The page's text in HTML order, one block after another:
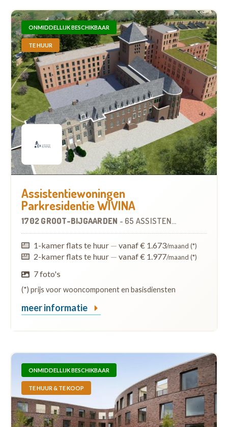
ONMIDDELLIJK BESCHIKBAAR
TE HUUR
Assistentiewoningen
Parkresidentie WIVINA
1702 GROOT-BIJGAARDEN - 65 ASSISTENTIEWONINGEN
1-kamer flats te huur — vanaf € 1.673/maand (*)
2-kamer flats te huur — vanaf € 1.977/maand (*)
7 foto's
(*) prijs voor wooncomponent en basisdiensten
meer informatie
ONMIDDELLIJK BESCHIKBAAR
TE HUUR & TE KOOP